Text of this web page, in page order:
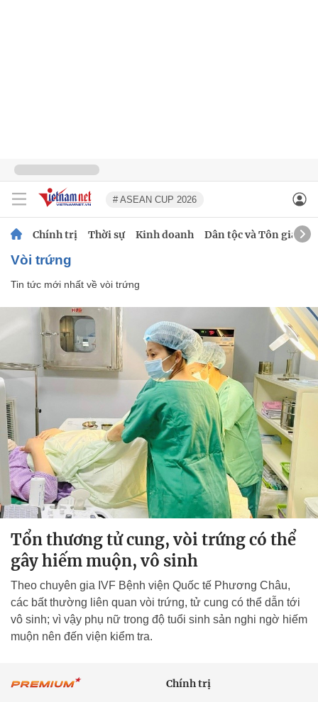
# ASEAN CUP 2026
Chính trị Thời sự Kinh doanh Dân tộc và Tôn giáo
vòi trứng
Tin tức mới nhất về vòi trứng
Tổn thương tử cung, vòi trứng có thể
gây hiếm muộn, vô sinh
Theo chuyên gia IVF Bệnh viện Quốc tế Phương Châu,
các bất thường liên quan vòi trứng, tử cung có thể dẫn tới
vô sinh; vì vậy phụ nữ trong độ tuổi sinh sản nghi ngờ hiếm
muộn nên đến viện kiểm tra.
Chính trị